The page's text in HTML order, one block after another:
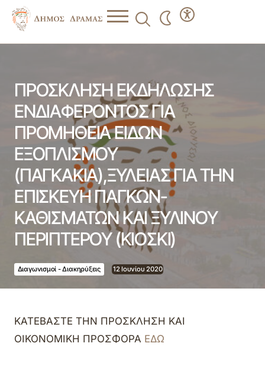
ΠΡΟΣΚΛΗΣΗ ΕΚΔΗΛΩΣΗΣ
ΕΝΔΙΑΦΕΡΟΝΤΟΣ ΓΙΑ
ΠΡΟΜΗΘΕΙΑ ΕΙΔΩΝ
ΕΞΟΠΛΙΣΜΟΥ
(ΠΑΓΚΑΚΙΑ),ΞΥΛΕΙΑΣ ΓΙΑ ΤΗΝ
ΕΠΙΣΚΕΥΗ ΠΑΓΚΩΝ-
ΚΑΘΙΣΜΑΤΩΝ ΚΑΙ ΞΥΛΙΝΟΥ
ΠΕΡΙΠΤΕΡΟΥ (ΚΙΟΣΚΙ)
Διαγωνισμοί - Διακηρύξεις 12 Ιουνίου 2020
ΚΑΤΕΒΑΣΤΕ ΤΗΝ ΠΡΟΣΚΛΗΣΗ ΚΑΙ
ΟΙΚΟΝΟΜΙΚΗ ΠΡΟΣΦΟΡΑ ΕΔΩ